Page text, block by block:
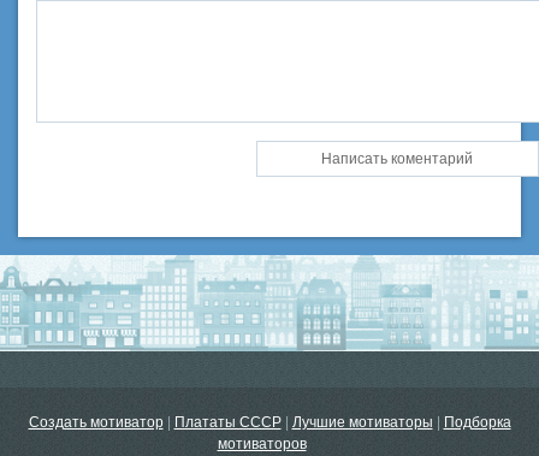
Создать мотиватор Плататы СССР| Лучшие мотиваторы
Подборка
мотиваторов